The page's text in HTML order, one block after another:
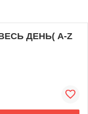
ДЕНЬ( A-Z